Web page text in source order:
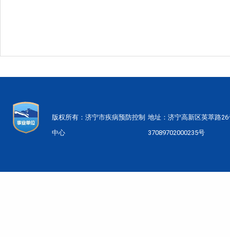
版权所有：济宁市疾病预防控制
中心
地址：济宁高新区英萃路
37089702000235号